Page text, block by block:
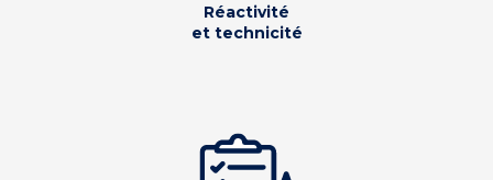
Réactivité
et technicité